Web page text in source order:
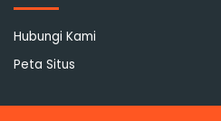
Hubungi Kami
Peta Situs